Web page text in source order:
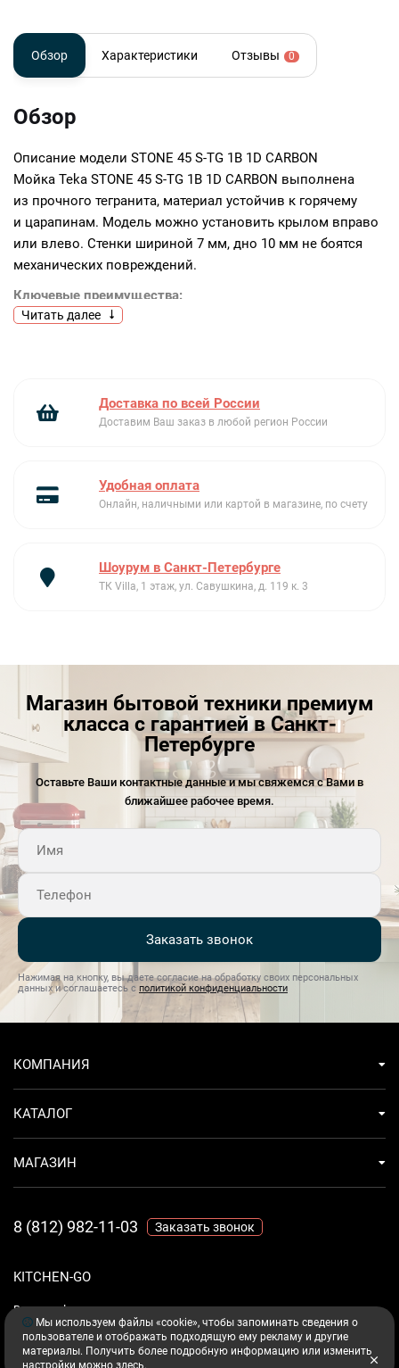
Обзор Характеристики Отзывы 0
Обзор
Описание модели STONE 45 S-TG 1B 1D CARBON
Мойка Teka STONE 45 S-TG 1B 1D CARBON выполнена
из прочного тегранита, материал устойчив к горячему
и царапинам. Модель можно установить крылом вправо
или влево. Стенки шириной 7 мм, дно 10 мм не боятся
механических повреждений.
Ключевые преимущества:
Оборачиваемая
Читать далее
Доставка по всей России
Доставим Ваш заказ в любой регион России
Удобная оплата
Онлайн, наличными или картой в магазине, по счету
Шоурум в Санкт-Петербурге
ТК Villa, 1 этаж, ул. Савушкина, д. 119 к. 3
Магазин бытовой техники премиум
класса с гарантией в Санкт-
Петербурге
Оставьте Ваши контактные данные и мы свяжемся с Вами в
ближайшее рабочее время.
Заказать звонок
Нажимая на кнопку, вы даете согласие на обработку своих персональных
данных и соглашаетесь с политикой конфиденциальности
KITCHEN-GO
Ваш комфорт - дело техники.
КОМПАНИЯ
КАТАЛОГ
МАГАЗИН
8 (812) 982-11-03 Заказать звонок
Мы используем файлы «cookie», чтобы запоминать сведения о
пользователе и отображать подходящую ему рекламу и другие
материалы. Получить более подробную информацию или изменить
настройки можно здесь.